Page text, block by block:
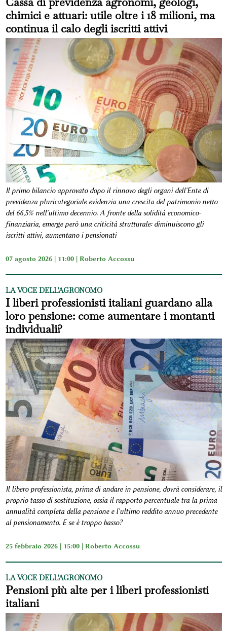
chimici e attuari: utile oltre i 18 milioni, ma
continua il calo degli iscritti attivi
Il primo bilancio approvato dopo il rinnovo degli organi dell'Ente di
previdenza pluricategoriale evidenzia una crescita del patrimonio netto
del 66,5% nell'ultimo decennio. A fronte della solidità economico-
finanziaria, emerge però una criticità strutturale: diminuiscono gli
iscritti attivi, aumentano i pensionati
07 agosto 2026 | 11:00 | Roberto Accossu
LA VOCE DELL'AGRONOMO
I liberi professionisti italiani guardano alla
loro pensione: come aumentare i montanti
individuali?
Il libero professionista, prima di andare in pensione, dovrà considerare, il
proprio tasso di sostituzione, ossia il rapporto percentuale tra la prima
annualità completa della pensione e l'ultimo reddito annuo precedente
al pensionamento. E se è troppo basso?
25 febbraio 2026 | 15:00 | Roberto Accossu
LA VOCE DELL'AGRONOMO
Pensioni più alte per i liberi professionisti
italiani